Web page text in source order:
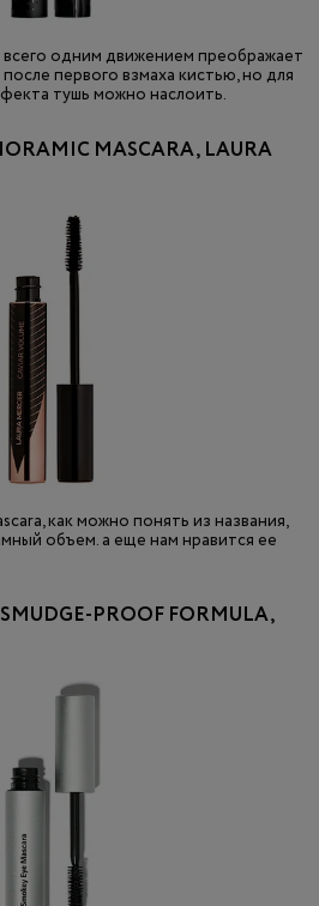
всего одним движением преображает
первого взмаха кистью, но для
тушь можно наслоить.
MASCARA, LAURA
как можно понять из названия,
объем. а еще нам нравится ее
SMUDGE-PROOF FORMULA,